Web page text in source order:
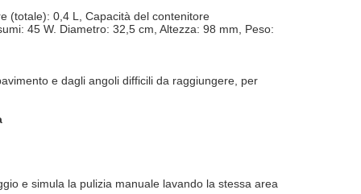
(totale): 0,4 L, Capacità del contenitore
45 W. Diametro: 32,5 cm, Altezza: 98 mm, Peso:
e dagli angoli difficili da raggiungere, per
e simula la pulizia manuale lavando la stessa area